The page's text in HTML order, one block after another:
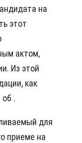
на
этот
актом,
Из этой
как
.
для
приеме на